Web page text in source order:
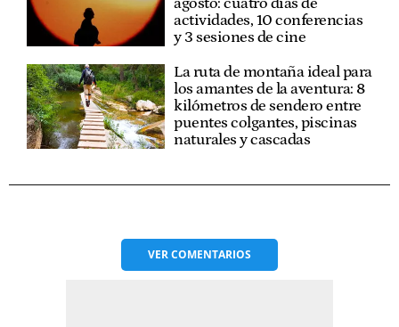
actividades, 10 conferencias
y 3 sesiones de cine
La ruta de montaña ideal para
los amantes de la aventura: 8
kilómetros de sendero entre
puentes colgantes, piscinas
naturales y cascadas
VERCOMENTARIOS